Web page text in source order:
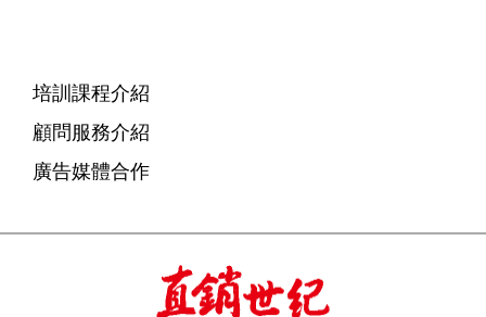
培訓課程介紹
顧問服務介紹
廣告媒體合作